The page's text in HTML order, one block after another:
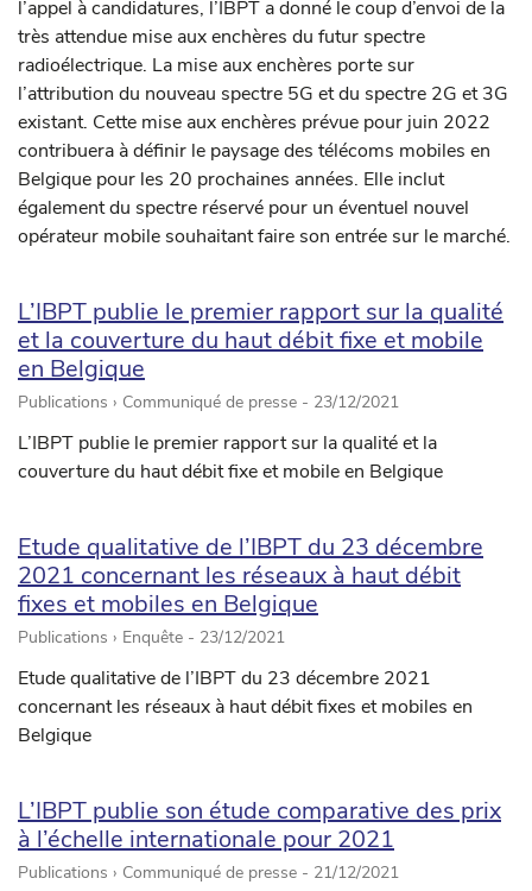
l’appel à candidatures, l’IBPT a donné le coup d’envoi de la
très attendue mise aux enchères du futur spectre
radioélectrique. La mise aux enchères porte sur
l’attribution du nouveau spectre 5G et du spectre 2G et 3G
existant. Cette mise aux enchères prévue pour juin 2022
contribuera à définir le paysage des télécoms mobiles en
Belgique pour les 20 prochaines années. Elle inclut
également du spectre réservé pour un éventuel nouvel
opérateur mobile souhaitant faire son entrée sur le marché.
L’IBPT publie le premier rapport sur la qualité
et la couverture du haut débit fixe et mobile
en Belgique
Publications › Communiqué de presse - 23/12/2021
L’IBPT publie le premier rapport sur la qualité et la
couverture du haut débit fixe et mobile en Belgique
Etude qualitative de l’IBPT du 23 décembre
2021 concernant les réseaux à haut débit
fixes et mobiles en Belgique
Publications › Enquête - 23/12/2021
Etude qualitative de l’IBPT du 23 décembre 2021
concernant les réseaux à haut débit fixes et mobiles en
Belgique
L’IBPT publie son étude comparative des prix
à l’échelle internationale pour 2021
Publications › Communiqué de presse - 21/12/2021